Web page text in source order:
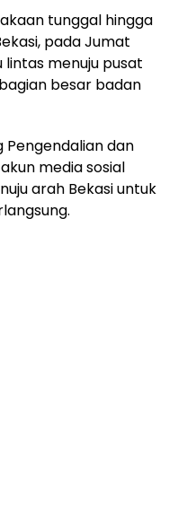
tunggal hingga
pada Jumat
menuju pusat
besar badan
dan
media sosial
arah Bekasi untuk